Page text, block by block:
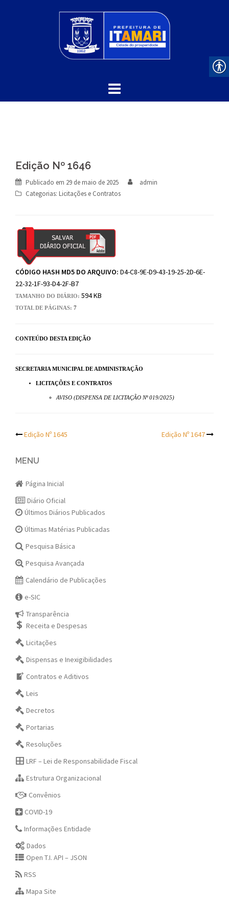
Edição Nº 1646
Publicado em 29 de maio de 2025
admin
Categorias: Licitações e Contratos
CÓDIGO HASH MD5 DO ARQUIVO: D4-C8-9E-D9-43-19-25-2D-6E-
22-32-1F-93-D4-2F-B7
TAMANHO DO DIÁRIO: 594 KB
TOTAL DE PÁGINAS: 7
CONTEÚDO DESTA EDIÇÃO
SECRETARIA MUNICIPAL DE ADMINISTRAÇÃO
LICITAÇÕES E CONTRATOS
AVISO (DISPENSA DE LICITAÇÃO Nº 019/2025)
Post
navigation
Edição Nº 1645 Edição Nº 1647
MENU
Página Inicial
Diário Oficial
Últimos Diários Publicados
Últimas Matérias Publicadas
Pesquisa Básica
Pesquisa Avançada
Calendário de Publicações
e-SIC
Transparência
Receita e Despesas
Licitações
Dispensas e Inexigibilidades
Contratos e Aditivos
Leis
Decretos
Portarias
Resoluções
LRF – Lei de Responsabilidade Fiscal
Estrutura Organizacional
Convênios
COVID-19
Informações Entidade
Dados
Open T.I. API – JSON
RSS
Mapa Site